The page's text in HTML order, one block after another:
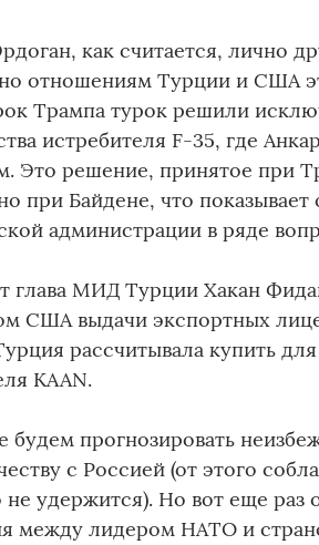
как считается, лично
отношениям Турции и США
Трампа турок решили
истребителя F-35, где
Это решение, принятое при
при Байдене, что показывает
администрации в ряде
глава МИД Турции Хакан
США выдачи экспортных
рассчитывала купить
KAAN.
будем прогнозировать
с Россией (от этого
не удержится). Но вот еще раз
между лидером НАТО и